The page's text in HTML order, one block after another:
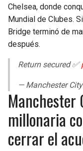
Chelsea, donde
Mundial de Clubes.
Bridge terminó de
después.
Return secured ✅
— Manchester
Manchester
millonaria
cerrar el